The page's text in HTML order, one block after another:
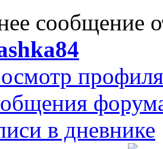
сообщение
профиля
в дневнике